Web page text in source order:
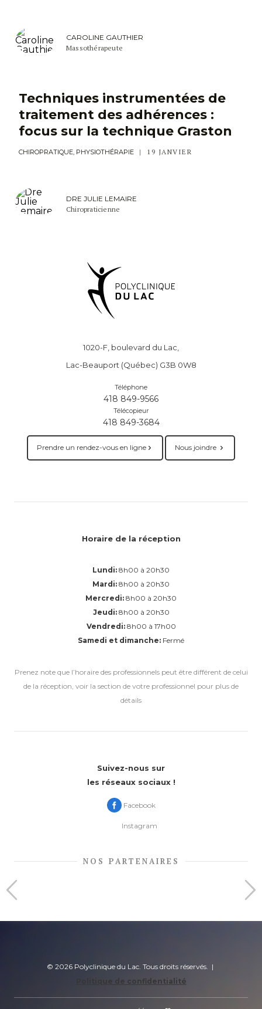
CAROLINE GAUTHIER
Massothérapeute
Techniques instrumentées de
traitement des adhérences :
focus sur la technique Graston
CHIROPRATIQUE, PHYSIOTHÉRAPIE 19 JANVIER
DRE JULIE LEMAIRE
Chiropraticienne
1020-F, boulevard du Lac,
Lac-Beauport (Québec) G3B 0W8
Téléphone
418 849-9566
Télécopieur
418 849-3684
Prendre un rendez-vous en ligne Nous joindre
Horaire de la réception
Lundi: 8h00 à 20h30
Mardi: 8h00 à 20h30
Mercredi: 8h00 à 20h30
Jeudi: 8h00 à 20h30
Vendredi: 8h00 à 17h00
Samedi et dimanche: Fermé
Prenez note que l’horaire des professionnels peut être différent de celui
de la réception, voir la section de votre professionnel pour plus de
détails
Suivez-nous sur
les réseaux sociaux !
Facebook
Instagram
NOS PARTENAIRES
© 2026 Polyclinique du Lac. Tous droits réservés. |
Politique de confidentialité